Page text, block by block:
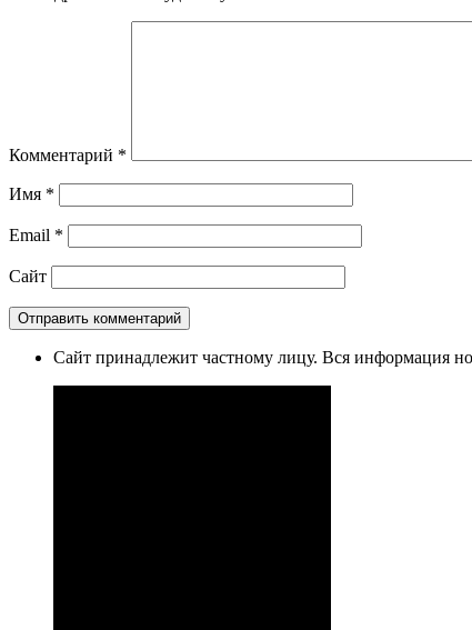
Комментарий *
Имя *
Email *
Сайт
Сайт принадлежит частному лицу. Вся информация